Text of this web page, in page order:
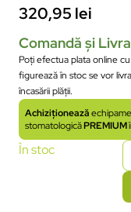
320,95 lei
Comandă și
Poți efectua plata online
figurează în stoc se vor
încasării plății.
Achiziționează
stomatologicăPREMIUM
În stoc